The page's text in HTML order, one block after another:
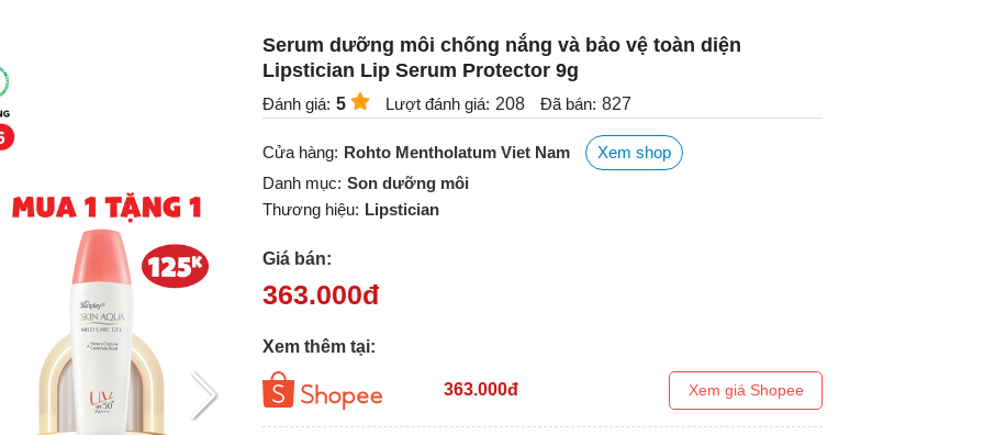
Serum dưỡng môi chống nắng và bảo vệ toàn diện
Lipstician Lip Serum Protector 9g
Đánh giá: 5 Lượt đánh giá: 208 Đã bán: 827
Cửa hàng: Rohto Mentholatum Viet Nam
Xem shop
Danh mục: Son dưỡng môi
Thương hiệu: Lipstician
Giá bán:
363.000đ
Xem thêm tại:
363.000đ Xem giá Shopee